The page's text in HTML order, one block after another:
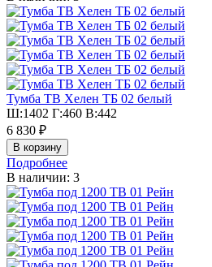
Тумба ТВ Хелен ТБ 02 белый
Ш:1402 Г:460 В:442
6 830 ₽
Подробнее
В наличии: 3